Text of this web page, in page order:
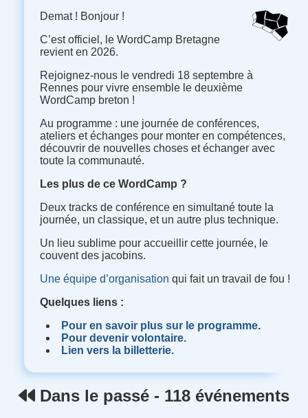
Demat ! Bonjour !
C’est officiel, le WordCamp Bretagne
revient en 2026.
Rejoignez-nous le vendredi 18 septembre à
Rennes pour vivre ensemble le deuxième
WordCamp breton !
Au programme : une journée de conférences,
ateliers et échanges pour monter en compétences,
découvrir de nouvelles choses et échanger avec
toute la communauté.
Les plus de ce WordCamp ?
Deux tracks de conférence en simultané toute la
journée, un classique, et un autre plus technique.
Un lieu sublime pour accueillir cette journée, le
couvent des jacobins.
Une équipe d’organisation qui fait un travail de fou !
Quelques liens :
Pour en savoir plus sur le programme.
Pour devenir volontaire.
Lien vers la billetterie.
Dans le passé - 118 événements